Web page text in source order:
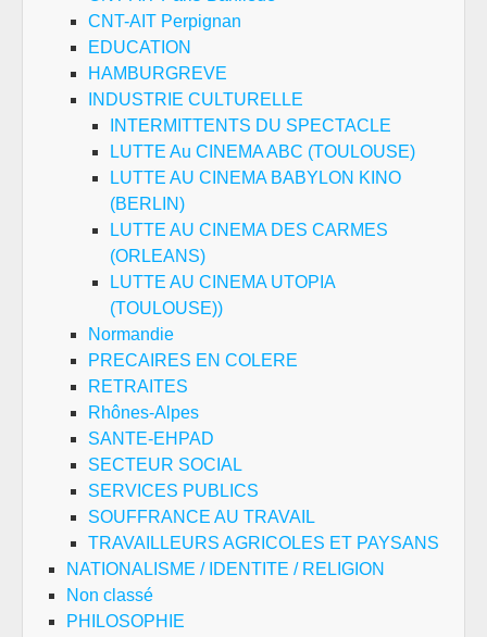
CNT-AIT Perpignan
EDUCATION
HAMBURGREVE
INDUSTRIE CULTURELLE
INTERMITTENTS DU SPECTACLE
LUTTE Au CINEMA ABC (TOULOUSE)
LUTTE AU CINEMA BABYLON KINO
(BERLIN)
LUTTE AU CINEMA DES CARMES
(ORLEANS)
LUTTE AU CINEMA UTOPIA
(TOULOUSE))
Normandie
PRECAIRES EN COLERE
RETRAITES
Rhônes-Alpes
SANTE-EHPAD
SECTEUR SOCIAL
SERVICES PUBLICS
SOUFFRANCE AU TRAVAIL
TRAVAILLEURS AGRICOLES ET PAYSANS
NATIONALISME / IDENTITE / RELIGION
Non classé
PHILOSOPHIE